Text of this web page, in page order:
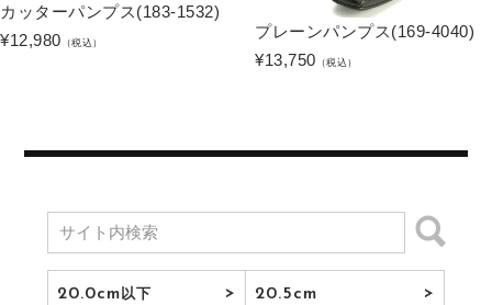
カッターパンプス(183-1532)
¥12,980 （税込）
プレーンパンプス(169-4040)
¥13,750 （税込）
20.0cm以下 20.5cm